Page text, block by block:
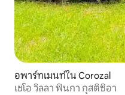
อพาร์ทเมนท์ใน Corozal
เชโอ วิลลา ฟินกา กุสติซิอา